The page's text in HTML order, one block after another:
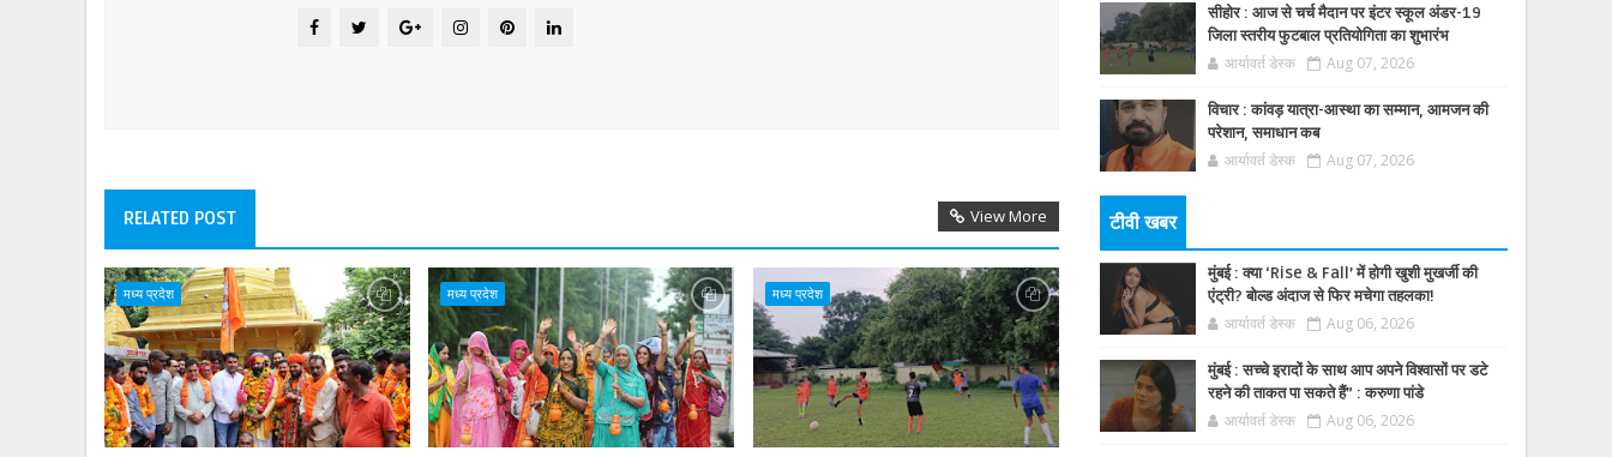
RELATED POST View More
मध्य प्रदेश मध्य प्रदेश मध्य प्रदेश
सीहोर : आज से चर्च मैदान पर इंटर स्कूल अंडर-19
जिला स्तरीय फुटबाल प्रतियोगिता का शुभारंभ
आर्यावर्त डेस्क Aug 07, 2026
विचार : कांवड़ यात्रा-आस्था का सम्मान, आमजन की
परेशान, समाधान कब
आर्यावर्त डेस्क Aug 07, 2026
टीवी खबर
मुंबई : क्या ‘Rise & Fall’ में होगी खुशी मुखर्जी की
एंट्री? बोल्ड अंदाज से फिर मचेगा तहलका!
आर्यावर्त डेस्क Aug 06, 2026
मुंबई : सच्चे इरादों के साथ आप अपने विश्वासों पर डटे
रहने की ताकत पा सकते हैं” : करुणा पांडे
आर्यावर्त डेस्क Aug 06, 2026